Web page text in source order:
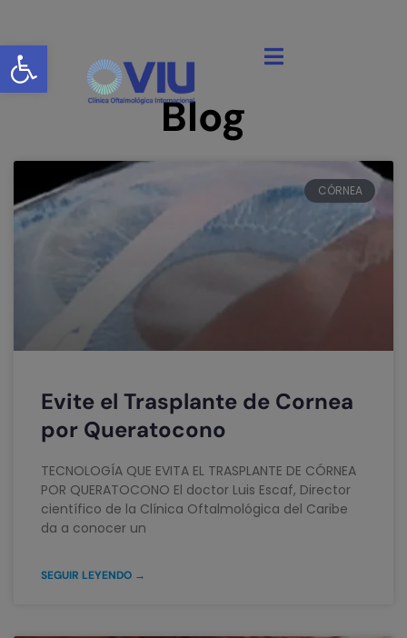
Abrir barra de herramientas
Blog
CÓRNEA
Evite el Trasplante de Cornea
por Queratocono
TECNOLOGÍA QUE EVITA EL TRASPLANTE DE CÓRNEA
POR QUERATOCONO El doctor Luis Escaf, Director
científico de la Clínica Oftalmológica del Caribe
da a conocer un
SEGUIR LEYENDO →